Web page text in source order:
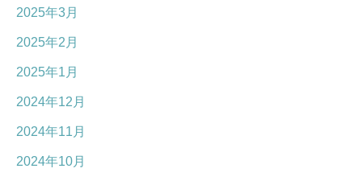
2025年3月
2025年2月
2025年1月
2024年12月
2024年11月
2024年10月